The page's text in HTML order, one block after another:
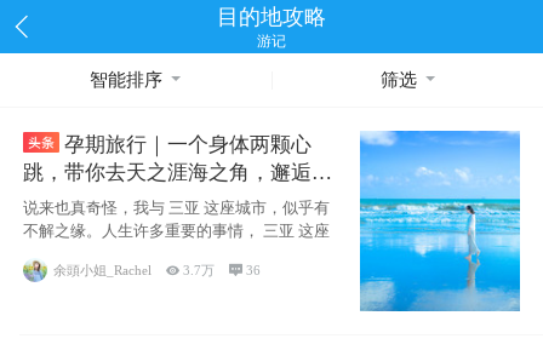
目的地攻略
游记
智能排序 筛选
孕期旅行｜一个身体两颗心
跳，带你去天之涯海之角，邂逅网
红却又安静的三亚
说来也真奇怪，我与 三亚 这座城市，似乎有
不解之缘。人生许多重要的事情， 三亚 这座
余頭小姐_Rachel  3.7万  36